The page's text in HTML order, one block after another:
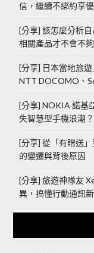
信，繼續不綁約享優
[分享] 該怎麼分析
相關產品才不會不
[分享] 日本當地旅
NTT DOCOMO、
[分享] NOKIA 諾基
失智慧型手機浪潮？
[分享] 從「有贈送
的變遷與背後原因
[分享] 旅遊神隊友
異，搞懂行動通訊